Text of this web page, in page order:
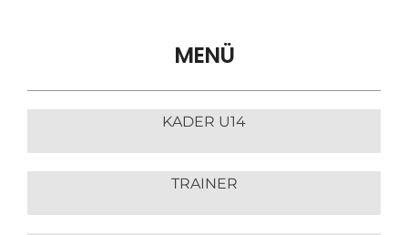
MENÜ
KADER U14
TRAINER